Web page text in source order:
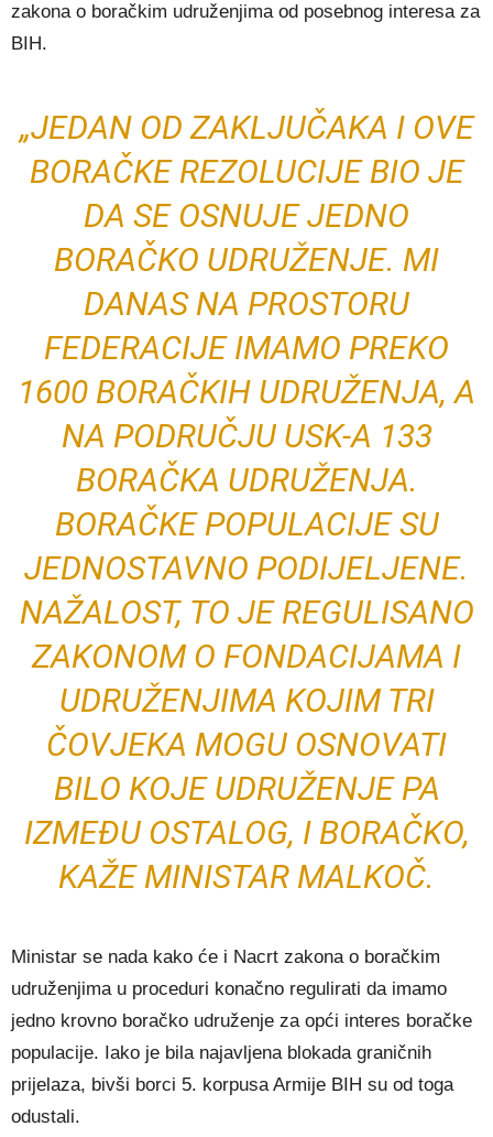
zakona o boračkim udruženjima od posebnog interesa za
BIH.
„JEDAN OD ZAKLJUČAKA I OVE
BORAČKE REZOLUCIJE BIO JE
DA SE OSNUJE JEDNO
BORAČKO UDRUŽENJE. MI
DANAS NA PROSTORU
FEDERACIJE IMAMO PREKO
1600 BORAČKIH UDRUŽENJA, A
NA PODRUČJU USK-A 133
BORAČKA UDRUŽENJA.
BORAČKE POPULACIJE SU
JEDNOSTAVNO PODIJELJENE.
NAŽALOST, TO JE REGULISANO
ZAKONOM O FONDACIJAMA I
UDRUŽENJIMA KOJIM TRI
ČOVJEKA MOGU OSNOVATI
BILO KOJE UDRUŽENJE PA
IZMEĐU OSTALOG, I BORAČKO,
KAŽE MINISTAR MALKOČ.
Ministar se nada kako će i Nacrt zakona o boračkim
udruženjima u proceduri konačno regulirati da imamo
jedno krovno boračko udruženje za opći interes boračke
populacije. Iako je bila najavljena blokada graničnih
prijelaza, bivši borci 5. korpusa Armije BIH su od toga
odustali.